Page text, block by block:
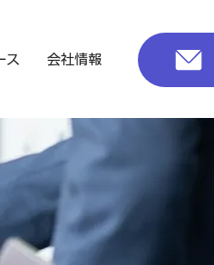
ス 会社情報